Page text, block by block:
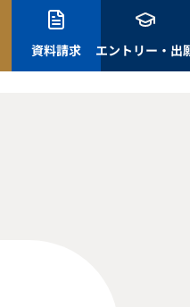
資料請求 エントリー・出